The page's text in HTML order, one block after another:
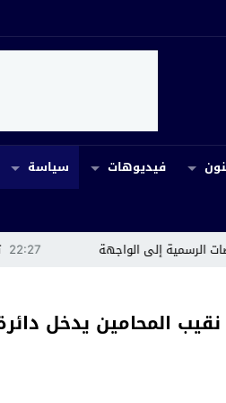
فيديوهات سياسة
22:27 تعبئة ميدانية متواصلة
المحامين يدخل